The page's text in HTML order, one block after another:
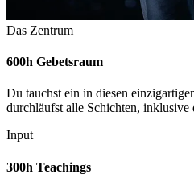
Das Zentrum
600h Gebetsraum
Du tauchst ein in diesen
durchläufst alle Schichten, inklusive
Input
300h Teachings